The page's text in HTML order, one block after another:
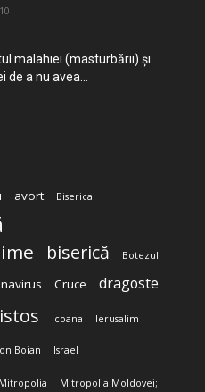
malahiei (masturbării) şi
de a nu avea...
avort Biserica
biserică Botezul
Cruce dragoste
Icoana Ierusalim
Boian Israel
Mitropolia Mitropolia Moldovei;